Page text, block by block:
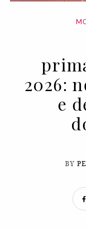
2026:
e
BY